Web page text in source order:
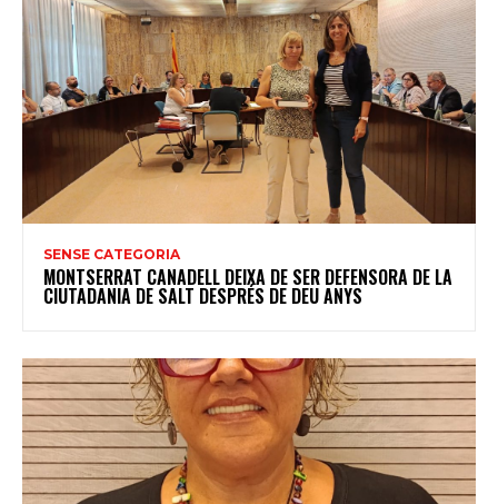
SENSE CATEGORIA
MONTSERRAT CANADELL DEIXA DE SER DEFENSORA DE LA
CIUTADANIA DE SALT DESPRÉS DE DEU ANYS